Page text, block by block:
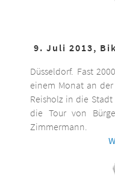
9. Juli 2013,
Düsseldorf. Fast
einem Monat an der
Reisholz in die
die Tour von
Zimmermann.